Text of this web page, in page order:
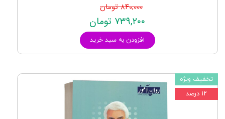
۸۴۰,۰۰۰ تومان
۷۳۹,۲۰۰ تومان
افزودن به سبد خرید
تخفیف ویژه
۱۲ درصد